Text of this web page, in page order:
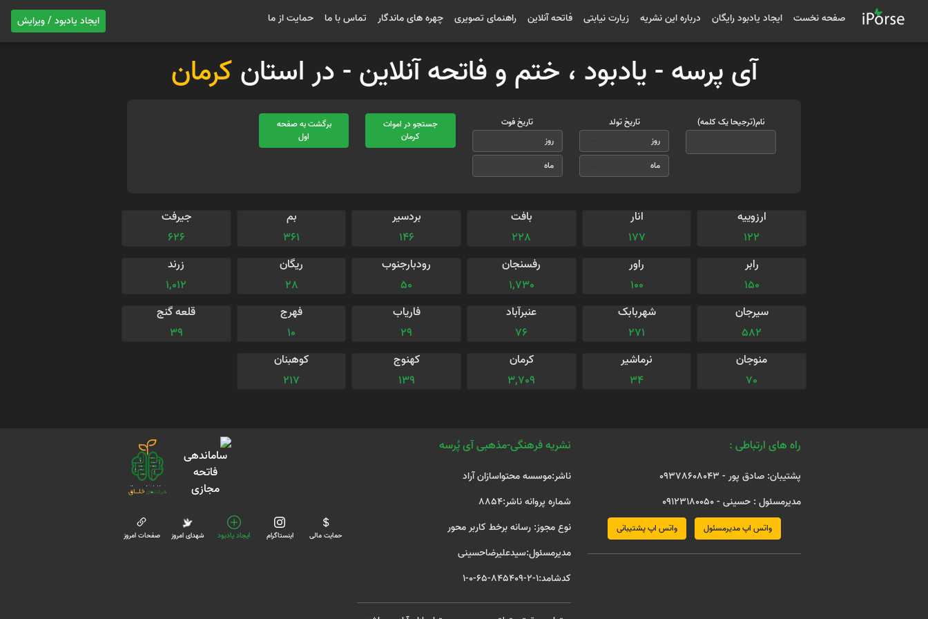
ایجاد یادبود / ویرایش صفحه نخست ایجاد یادبود رایگان درباره این نشریه زیارت نیابتی فاتحه آنلاین راهنمای تصویری چهره های ماندگار تماس با ما حمایت از ما
آی پرسه - یادبود ، ختم و فاتحه آنلاین - در استان کرمان
نام(ترجیحا یک کلمه) تاریخ تولد تاریخ فوت
جستجو در اموات
کرمان
برگشت به صفحه
اول
ارزوییه
122
انار
177
بافت
228
بردسیر
146
بم
361
جیرفت
626
رابر
150
راور
100
رفسنجان
1,730
رودبارجنوب
50
ریگان
28
زرند
1,012
سیرجان
582
شهربابک
271
عنبرآباد
76
فاریاب
29
فهرج
10
قلعه گنج
39
منوجان
70
نرماشیر
34
کرمان
3,709
کهنوج
139
کوهبنان
217
راه های ارتباطی :
پشتیبان: صادق پور - 09378608043
مدیرمسئول : حسینی - 09123180050
واتس اپ مدیرمسئول واتس اپ پشتیبانی
نشریه فرهنگی-مذهبی آی پُرسه
ناشر:موسسه محتواسازان آراد
شماره پروانه ناشر:8854
نوع مجوز: رسانه برخط کاربر محور
مدیرمسئول:سیدعلیرضاحسینی
کدشامد:1-2-845409-65-0-1
حمایت مالی اینستاگرام ایجاد یادبود شهدای امروز صفحات امروز